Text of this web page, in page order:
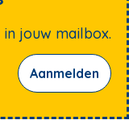
jouw mailbox.
Aanmelden